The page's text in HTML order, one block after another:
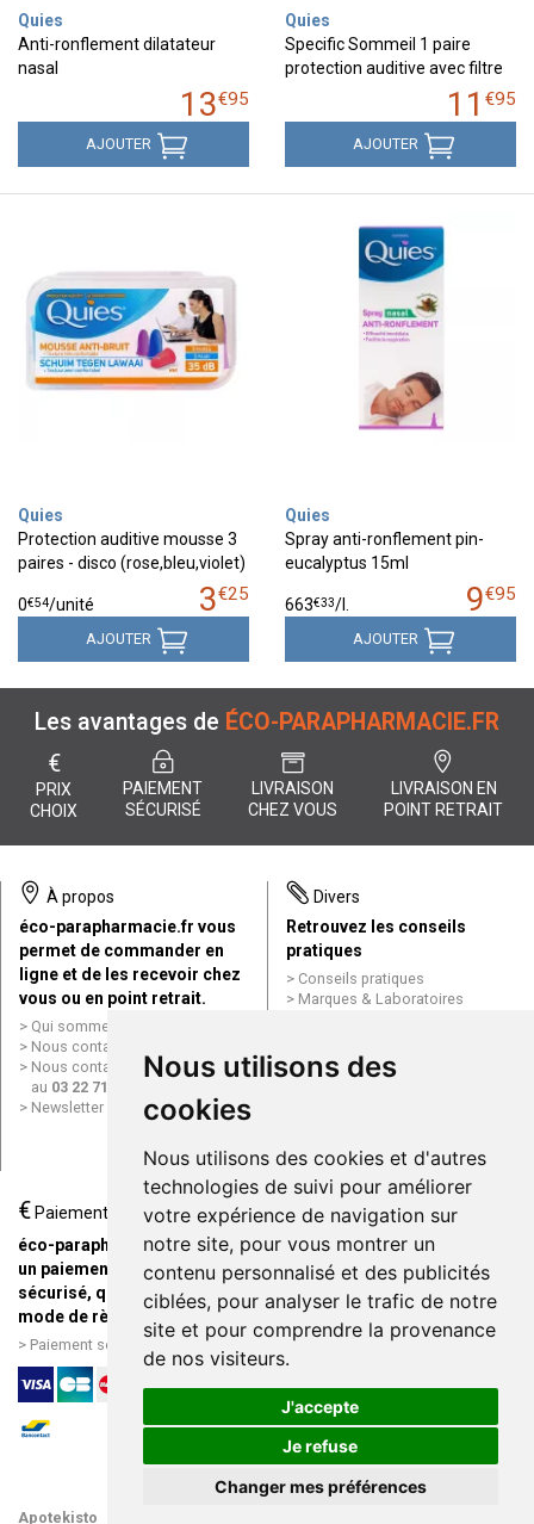
Nous utilisons des
cookies
Nous utilisons des cookies et d'autres
technologies de suivi pour améliorer
votre expérience de navigation sur
notre site, pour vous montrer un
contenu personnalisé et des publicités
ciblées, pour analyser le trafic de notre
site et pour comprendre la provenance
de nos visiteurs.
J'accepte
Je refuse
Changer mes préférences
Quies
Anti-ronflement dilatateur
nasal
13€95
AJOUTER
Quies
Specific Sommeil 1 paire
protection auditive avec filtre
11 €95
AJOUTER
Quies
Protection auditive mousse 3
paires - disco (rose,bleu,violet)
3€25
0€54/unité
AJOUTER
Quies
Spray anti-ronflement pin-
eucalyptus 15ml
9€95
663€33/
AJOUTER
Les avantages de ÉCO-PARAPHARMACIE.FR
€
PRIX
CHOIX
PAIEMENT
SÉCURISÉ
LIVRAISON
CHEZ VOUS
LIVRAISON EN
POINT RETRAIT
À propos
éco-parapharmacie.fr vous
permet de commander en
ligne et de les recevoir chez
vous ou en point retrait.
Qui sommes nous ?
Nous contacter par e-mail
Nous contacter par téléphone
au 03 22 71 64 10
Newsletter
Divers
Retrouvez les conseils
pratiques
Conseils pratiques
Marques & Laboratoires
Mentions légales
Données personnelles
ligne
€ Paiement
éco-parapharmacie.fr offre
un paiement entièrement
sécurisé, quel que soit le
mode de règlement
Paiement sécurisé et simple
Livraison / Point retrait
Commandez en ligne et
recevez votre commande
rapidement chez vous ou en
point retrait
Livraison chez vous ou en
Apotekisto